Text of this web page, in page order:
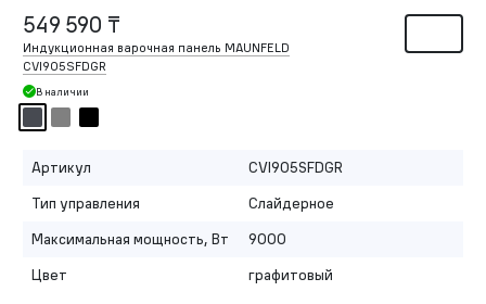
549 590 ₸
Индукционная варочная панель MAUNFELD
CVI905SFDGR
В наличии
Артикул
CVI905SFDGR
Тип управления
Слайдерное
Максимальная мощность, Вт
9000
Цвет
графитовый